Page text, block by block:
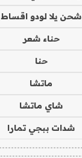
شحن يلا لودو اقساط
حناء شعر
حنا
ماتشا
شاي ماتشا
شدات ببجي تمارا